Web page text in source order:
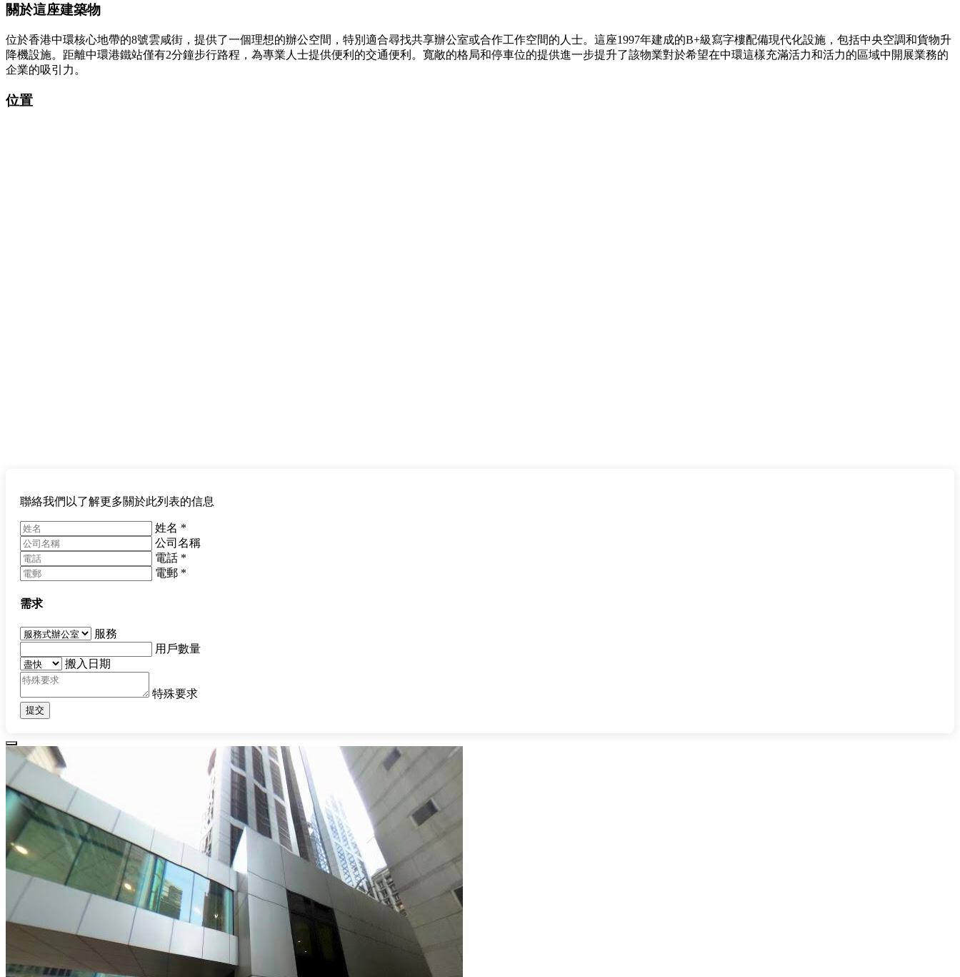
關於這座建築物
位於香港中環核心地帶的8號雲咸街，提供了一個理想的辦公空間，特別適合尋找共享辦公室或合作工作空間的人士。這座1997年建成的B+級寫字樓配備現代化設施，包括中央空調和貨物升
降機設施。距離中環港鐵站僅有2分鐘步行路程，為專業人士提供便利的交通便利。寬敞的格局和停車位的提供進一步提升了該物業對於希望在中環這樣充滿活力和活力的區域中開展業務的
企業的吸引力。
位置
聯絡我們以了解更多關於此列表的信息
姓名 *
公司名稱
電話 *
電郵 *
需求
服務
用戶數量
搬入日期
特殊要求
提交